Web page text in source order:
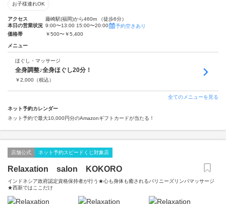
お子様連れOK
アクセス
藤崎駅(福岡)から460m （徒歩6分）
本日の営業状況 9:00〜13:00 15:00〜20:00
予約空きあり
価格帯
￥500〜￥5,400
メニュー
ほぐし・マッサージ
全身調整♪全身ほぐし20分！
￥2,000 （税込）
全てのメニューを見る
ネット予約カレンダー
ネット予約で最大10,000円分のAmazonギフトカードが当たる！
店舗公式 ネット予約スピードくじ対象店
Relaxation salon KOKORO
インドネシア政府認定資格保持者が行う★心も身体も癒されるバリニーズリンパマッサージ
★西新ではここだけ